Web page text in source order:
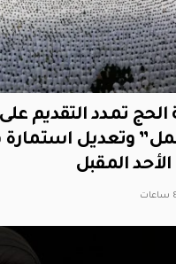
الحج تمدد التقديم
وتعديل استمارة
المقبل